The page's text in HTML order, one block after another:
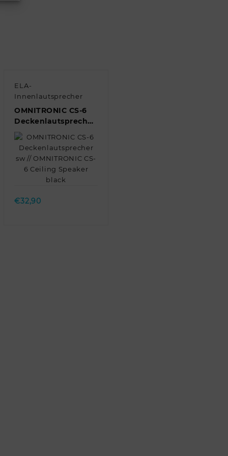
ELA-
Innenlautsprecher
OMNITRONIC CS-6
Deckenlautsprecher
sw // OMNITRONIC
CS-6 Ceiling Speaker
black
Quick view
€32,90